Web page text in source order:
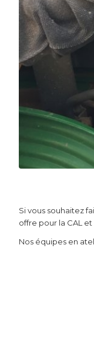
Si vous souhaitez
offre pour la CAL et
Nos équipes en